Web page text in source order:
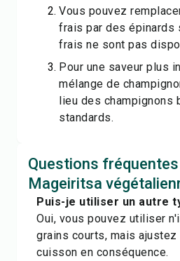
Vous pouvez
frais par des épinards
frais ne sont pas
Pour une saveur plus
mélange de
lieu des champignons
standards.
Questions
Mageiritsa
Puis-je utiliser un autre
Oui, vous pouvez utiliser
grains courts, mais
cuisson en conséquence.